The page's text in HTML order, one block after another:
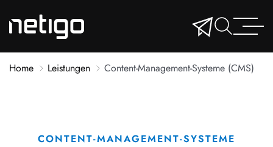
Home Leistungen Content-Management-Systeme (CMS)
CONTENT-MANAGEMENT-SYSTEME